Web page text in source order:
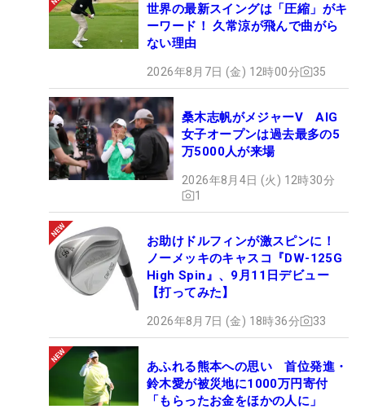
世界の最新スイングは「圧縮」がキ
ーワード！ 久常涼が飛んで曲がら
ない理由
2026年8月7日 (金) 12時00分 35
桑木志帆がメジャーV AIG
女子オープンは過去最多の5
万5000人が来場
2026年8月4日 (火) 12時30分
1
お助けドルフィンが激スピンに！
ノーメッキのキャスコ『DW-125G
High Spin』、9月11日デビュー
【打ってみた】
2026年8月7日 (金) 18時36分 33
あふれる熊本への思い 首位発進・
鈴木愛が被災地に1000万円寄付
「もらったお金をほかの人に」